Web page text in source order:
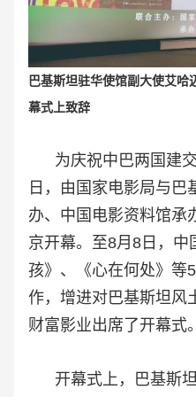
巴基斯坦驻华使馆副大使艾哈
幕式上致辞
为庆祝中巴两国建交
日，由国家电影局与巴
办、中国电影资料馆承
京开幕。至8月8日，中
孩》、《心在何处》等
作，增进对巴基斯坦风
财富影业出席了开幕式。
开幕式上，巴基斯